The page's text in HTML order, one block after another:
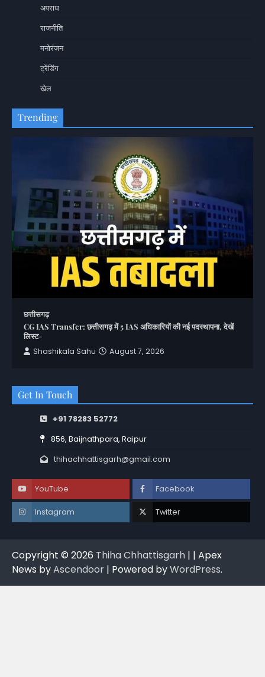
अपराध
राजनीति
मनोरंजन
ट्रेंडिंग
खेल
Trending
छत्तीसगढ़
CG IAS Transfer: छत्तीसगढ़ में 5 IAS अधिकारियों की नई पदस्थापना, देखें
लिस्ट-
Shashikala Sahu
August 7, 2026
Get In Touch
+91 78283 52772
856, Baijnathpara, Raipur
thihachhattisgarh@gmail.com
YouTube Facebook
Instagram Twitter
Copyright © 2026 Thiha Chhattisgarh | | Apex
News byAscendoor | Powered byWordPress.